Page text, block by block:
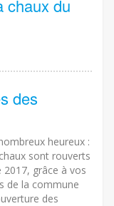
chaux du
des
heureux :
sont rouverts
2017, grâce à vos
de la commune
des